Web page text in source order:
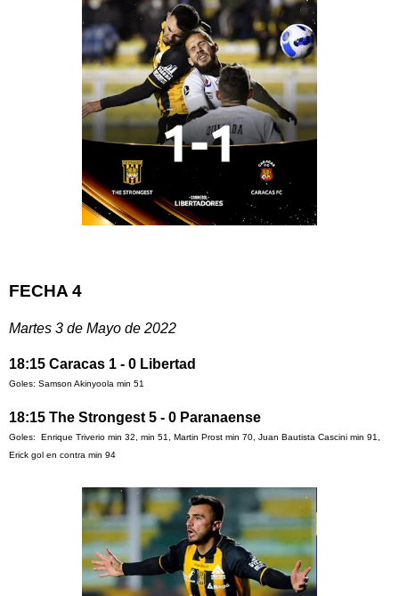
FECHA 4
Martes 3 de Mayo de 2022
18:15 Caracas 1 - 0 Libertad
Goles: Samson Akinyoola min 51
18:15 The Strongest 5 - 0 Paranaense
Goles: Enrique Triverio min 32, min 51, Martin Prost min 70, Juan Bautista Cascini min 91,
Erick gol en contra min 94